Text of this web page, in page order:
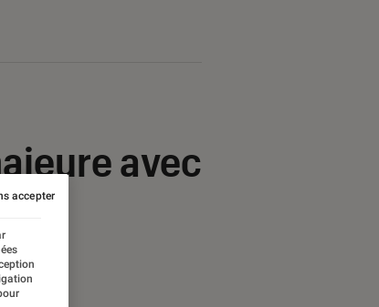
avec
accepter